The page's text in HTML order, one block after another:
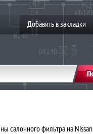
Добавить в закладки
салонного фильтра на Nissan